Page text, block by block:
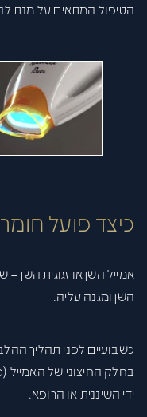
הטיפול המתאים על מנת
כיצד פועל
אמייל השן או זגוגית
השן ומגנה עליה.
כשבועיים לפני תהליך
בחלק החיצוני של האמייל
ידי השיננית או הרופא.